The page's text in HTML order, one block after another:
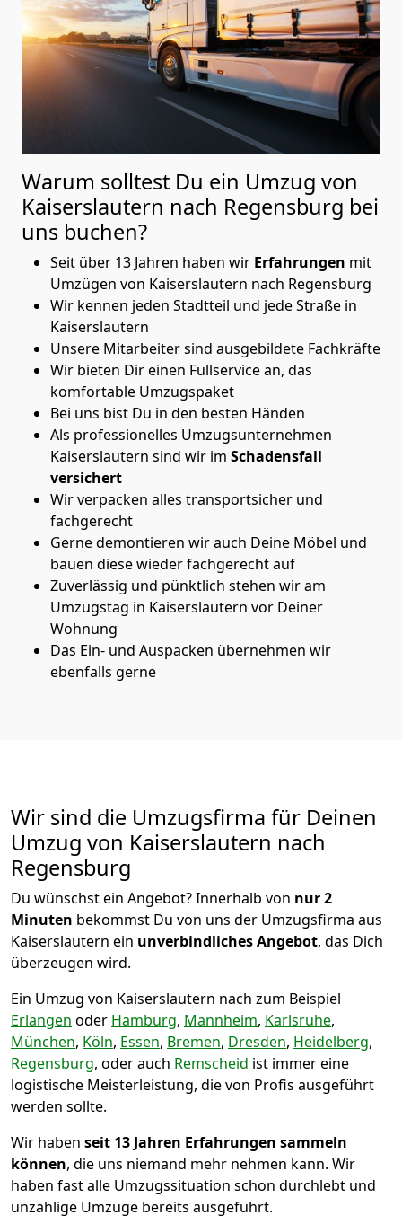
Warum solltest Du ein Umzug von
Kaiserslautern nach Regensburg bei
uns buchen?
Seit über 13 Jahren haben wir Erfahrungen mit
Umzügen von Kaiserslautern nach Regensburg
Wir kennen jeden Stadtteil und jede Straße in
Kaiserslautern
Unsere Mitarbeiter sind ausgebildete Fachkräfte
Wir bieten Dir einen Fullservice an, das
komfortable Umzugspaket
Bei uns bist Du in den besten Händen
Als professionelles Umzugsunternehmen
Kaiserslautern sind wir im Schadensfall
versichert
Wir verpacken alles transportsicher und
fachgerecht
Gerne demontieren wir auch Deine Möbel und
bauen diese wieder fachgerecht auf
Zuverlässig und pünktlich stehen wir am
Umzugstag in Kaiserslautern vor Deiner
Wohnung
Das Ein- und Auspacken übernehmen wir
ebenfalls gerne
Wir sind die Umzugsfirma für Deinen
Umzug von Kaiserslautern nach
Regensburg
Du wünschst ein Angebot? Innerhalb von nur 2
Minuten bekommst Du von uns der Umzugsfirma aus
Kaiserslautern ein unverbindliches Angebot, das Dich
überzeugen wird.
Ein Umzug von Kaiserslautern nach zum Beispiel
Erlangen oder Hamburg, Mannheim, Karlsruhe,
München, Köln, Essen, Bremen, Dresden, Heidelberg,
Regensburg, oder auch Remscheid ist immer eine
logistische Meisterleistung, die von Profis ausgeführt
werden sollte.
Wir haben seit 13 Jahren Erfahrungen sammeln
können, die uns niemand mehr nehmen kann. Wir
haben fast alle Umzugssituation schon durchlebt und
unzählige Umzüge bereits ausgeführt.